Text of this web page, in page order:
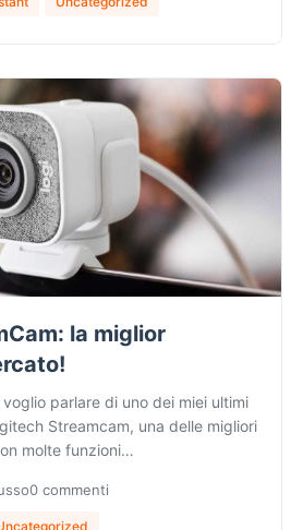
la miglior
parlare di uno dei miei ultimi
Streamcam, una delle migliori
molte funzioni…
0 commenti